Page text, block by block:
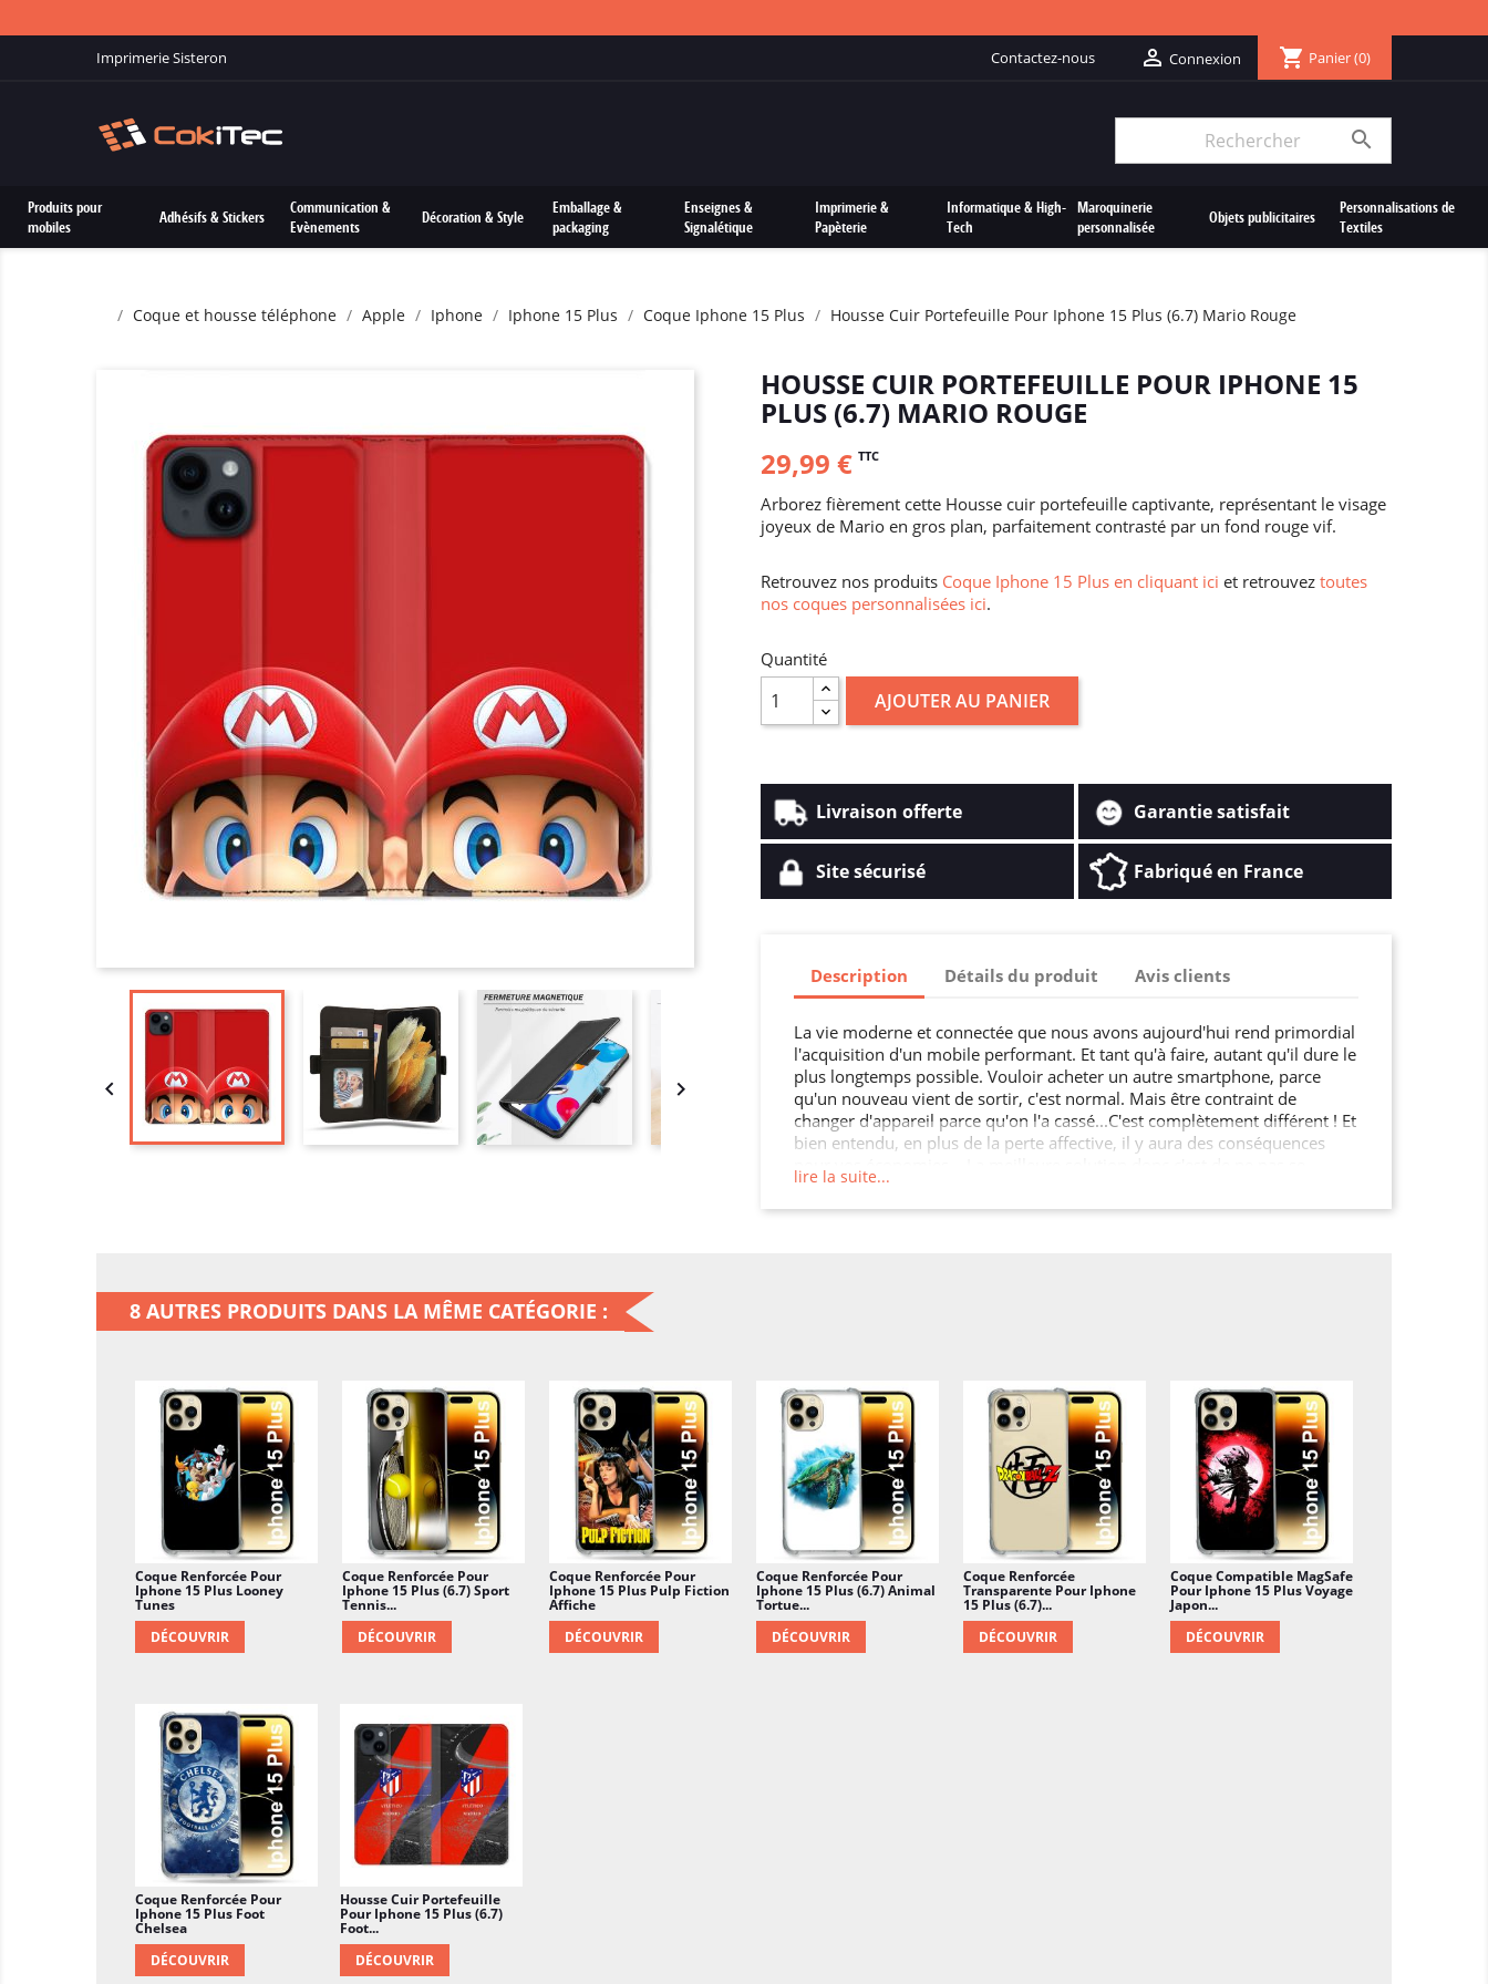
Imprimerie Sisteron Contactez-nous  Connexion shopping_cart Panier(0)

Produits pour
mobiles
Adhésifs & Stickers
Communication &
Evènements
Décoration & Style
Emballage &
packaging
Enseignes &
Signalétique
Imprimerie &
Papèterie
Informatique & High-
Tech
Maroquinerie
personnalisée
Objets publicitaires
Personnalisations de
Textiles
Coque et housse téléphone Apple Iphone Iphone 15 Plus Coque Iphone 15 Plus Housse Cuir Portefeuille Pour Iphone 15 Plus (6.7) Mario Rouge
 
HOUSSE CUIR PORTEFEUILLE POUR IPHONE 15
PLUS (6.7) MARIO ROUGE
29,99 € TTC
Arborez fièrement cette Housse cuir portefeuille captivante, représentant le visage
joyeux de Mario en gros plan, parfaitement contrasté par un fond rouge vif.
Retrouvez nos produits Coque Iphone 15 Plus en cliquant ici et retrouvez toutes
nos coques personnalisées ici.
Quantité
AJOUTER AU PANIER
Livraison offerte Garantie satisfait
Site sécurisé Fabriqué en France
Description Détails du produit Avis clients
La vie moderne et connectée que nous avons aujourd'hui rend primordial
l'acquisition d'un mobile performant. Et tant qu'à faire, autant qu'il dure le
plus longtemps possible. Vouloir acheter un autre smartphone, parce
qu'un nouveau vient de sortir, c'est normal. Mais être contraint de
changer d'appareil parce qu'on l'a cassé...C'est complètement différent ! Et
bien entendu, en plus de la perte affective, il y aura des conséquences
retrouver dans ce style de circonstance, et pour cela, mieux vaut prévenir
que guérir. Avec cette Housse cuir portefeuille, en plus de couvrir
lire la suite...
8 AUTRES PRODUITS DANS LA MÊME CATÉGORIE :
Coque Renforcée Pour
Iphone 15 Plus Looney
Tunes
DÉCOUVRIR
Coque Renforcée Pour
Iphone 15 Plus (6.7) Sport
Tennis...
DÉCOUVRIR
Coque Renforcée Pour
Iphone 15 Plus Pulp Fiction
Affiche
DÉCOUVRIR
Coque Renforcée Pour
Iphone 15 Plus (6.7) Animal
Tortue...
DÉCOUVRIR
Coque Renforcée
Transparente Pour Iphone
15 Plus (6.7)...
DÉCOUVRIR
Coque Compatible MagSafe
Pour Iphone 15 Plus Voyage
Japon...
DÉCOUVRIR
Coque Renforcée Pour
Iphone 15 Plus Foot
Chelsea
DÉCOUVRIR
Housse Cuir Portefeuille
Pour Iphone 15 Plus (6.7)
Foot...
DÉCOUVRIR